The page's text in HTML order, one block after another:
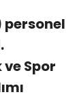
personel
Spor